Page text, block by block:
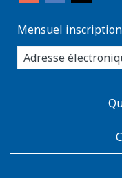
Mensuel
enter
you
email